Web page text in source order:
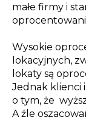
małe firmy i
Wysokie
lokacyjnych,
lokaty są
Jednak klienci
o tym, że
A źle